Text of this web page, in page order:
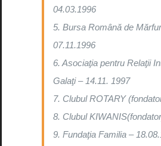
04.03.1996
5. Bursa Română de
07.11.1996
6. Asociaţia pentru Relaţii
Galaţi – 14.11. 1997
7. Clubul ROTARY
8. Clubul
9. Fundaţia Familia –